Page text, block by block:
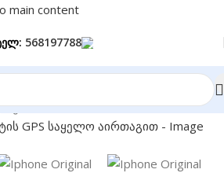
main content
568197788